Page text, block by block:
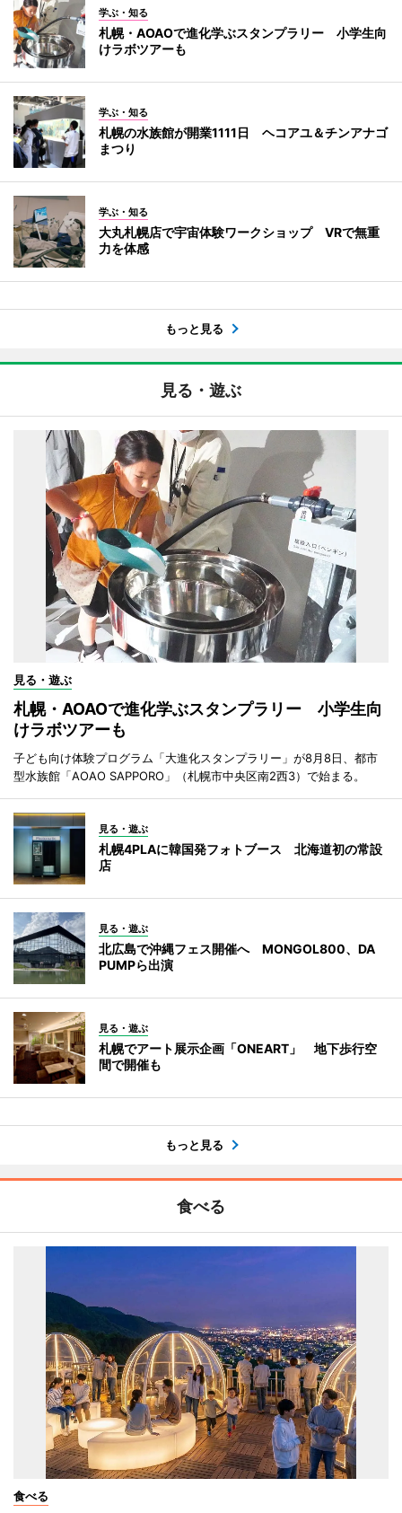
学ぶ・知る
札幌・AOAOで進化学ぶスタンプラリー 小学生向
けラボツアーも
学ぶ・知る
札幌の水族館が開業1111日 ヘコアユ＆チンアナゴ
まつり
学ぶ・知る
大丸札幌店で宇宙体験ワークショップ VRで無重
力を体感
もっと見る
見る・遊ぶ
見る・遊ぶ
札幌・AOAOで進化学ぶスタンプラリー 小学生向
けラボツアーも
子ども向け体験プログラム「大進化スタンプラリー」が8月8日、都市
型水族館「AOAO SAPPORO」（札幌市中央区南2西3）で始まる。
見る・遊ぶ
札幌4PLAに韓国発フォトブース 北海道初の常設
店
見る・遊ぶ
北広島で沖縄フェス開催へ MONGOL800、DA
PUMPら出演
見る・遊ぶ
札幌でアート展示企画「ONEART」 地下歩行空
間で開催も
もっと見る
食べる
食べる